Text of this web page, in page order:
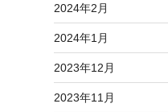
2024年2月
2024年1月
2023年12月
2023年11月